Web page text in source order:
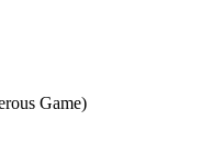
Game)